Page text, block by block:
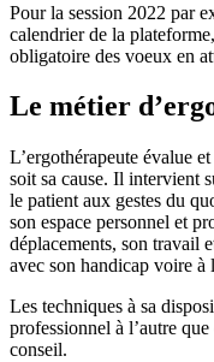
Pour la session 2022 par
calendrier de la
obligatoire des voeux en
Le métier
L’ergothérapeute évalue
soit sa cause. Il intervient
le patient aux gestes du
son espace personnel et
déplacements, son travail
avec son handicap voire à
Les techniques à sa
professionnel à l’autre
conseil.